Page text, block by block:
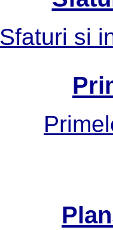
Sfaturi si